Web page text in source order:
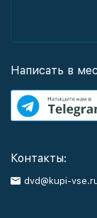
Написать в
Контакты:
dvd@kupi-